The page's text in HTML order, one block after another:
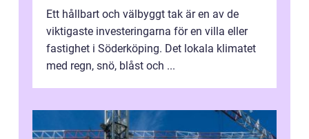
Ett hållbart och välbyggt tak är en av de
viktigaste investeringarna för en villa eller
fastighet i Söderköping. Det lokala klimatet
med regn, snö, blåst och ...